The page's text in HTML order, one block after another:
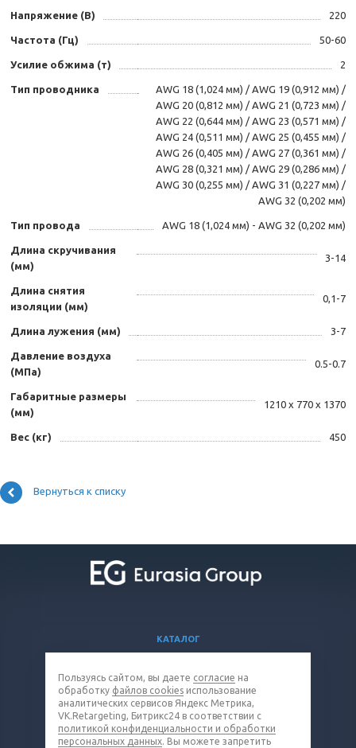
Напряжение (В) 220
Частота (Гц) 50-60
Усилие обжима (т) 2
Тип проводника
AWG 18 (1,024 мм) / AWG 19 (0,912 мм) /
AWG 20 (0,812 мм) / AWG 21 (0,723 мм) /
AWG 22 (0,644 мм) / AWG 23 (0,571 мм) /
AWG 24 (0,511 мм) / AWG 25 (0,455 мм) /
AWG 26 (0,405 мм) / AWG 27 (0,361 мм) /
AWG 28 (0,321 мм) / AWG 29 (0,286 мм) /
AWG 30 (0,255 мм) / AWG 31 (0,227 мм) /
AWG 32 (0,202 мм)
Тип провода AWG 18 (1,024 мм) - AWG 32 (0,202 мм)
Длина скручивания
(мм)
3-14
Длина снятия
изоляции (мм)
0,1-7
Длина лужения (мм) 3-7
Давление воздуха
(МПа)
0.5-0.7
Габаритные размеры
(мм)
1210 x 770 x 1370
Вес (кг) 450
Вернуться к списку
КАТАЛОГ
КОМПАНИЯ
КОНТАКТЫ
8 (800) 301-19-38
Пользуясь сайтом, вы даете согласие на
обработку файлов cookies использование
аналитических сервисов Яндекс Метрика,
VK.Retargeting, Битрикс24 в соответствии с
политикой конфиденциальности и обработки
персональных данных. Вы можете запретить